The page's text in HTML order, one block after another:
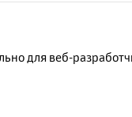
для веб-